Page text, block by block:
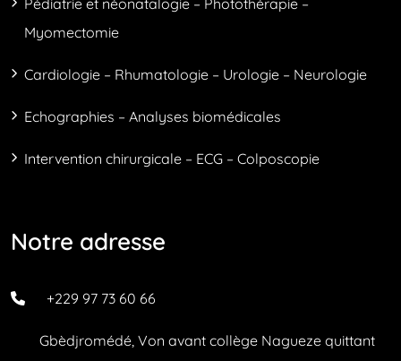
Myomectomie
Cardiologie – Rhumatologie – Urologie – Neurologie
Echographies – Analyses biomédicales
Intervention chirurgicale – ECG – Colposcopie
Notre adresse
+229 97 73 60 66
Gbèdjromédé, Von avant collège Nagueze quittant